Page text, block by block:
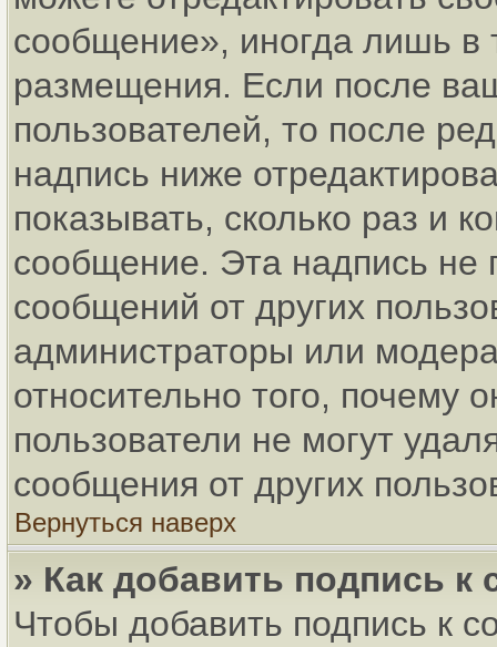
сообщение», иногда лишь в
размещения. Если после
пользователей, то после
надпись ниже
показывать, сколько раз и
сообщение. Эта надпись не
сообщений от других
администраторы или
относительно того,
пользователи не могут
сообщения от других
Вернуться наверх
» Как добавить подпись
Чтобы добавить подпись к